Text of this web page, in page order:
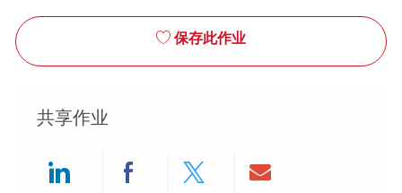
保存此作业
共享作业